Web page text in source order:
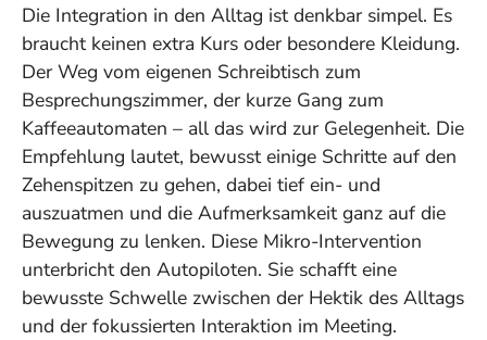
Die Integration in den Alltag ist denkbar simpel. Es
braucht keinen extra Kurs oder besondere Kleidung.
Der Weg vom eigenen Schreibtisch zum
Besprechungszimmer, der kurze Gang zum
Kaffeeautomaten – all das wird zur Gelegenheit. Die
Empfehlung lautet, bewusst einige Schritte auf den
Zehenspitzen zu gehen, dabei tief ein- und
auszuatmen und die Aufmerksamkeit ganz auf die
Bewegung zu lenken. Diese Mikro-Intervention
unterbricht den Autopiloten. Sie schafft eine
bewusste Schwelle zwischen der Hektik des Alltags
und der fokussierten Interaktion im Meeting.